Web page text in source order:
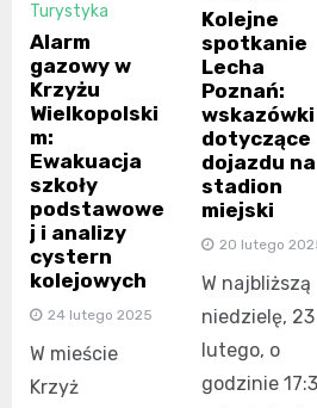
Turystyka
Alarm
gazowy w
Krzyżu
Wielkopolski
m:
Ewakuacja
szkoły
podstawowe
j i analizy
cystern
kolejowych
24 lutego 2025
W mieście
Krzyż
Kolejne
spotkanie
Lecha
Poznań:
wskazówki
dotyczące
dojazdu na
stadion
miejski
20 lutego
W najbliższą
niedzielę, 23
lutego, o
godzinie